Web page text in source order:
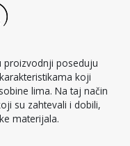
proizvodnji poseduju
koji
lima. Na taj način
su zahtevali i dobili,
materijala.